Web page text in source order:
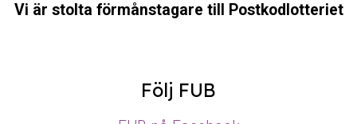
Vi är stolta förmånstagare till Postkodlotteriet
Följ FUB